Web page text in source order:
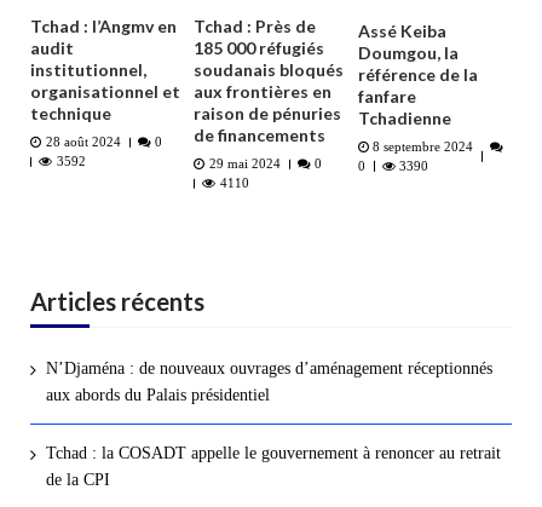
Tchad : l’Angmv en
audit
institutionnel,
organisationnel et
technique
28 août 2024
0
3592
Tchad : Près de
185 000 réfugiés
soudanais bloqués
aux frontières en
raison de pénuries
de financements
29 mai 2024
0
4110
Assé Keiba
Doumgou, la
référence de la
fanfare
Tchadienne
8 septembre 2024
0
3390
Articles récents
N’Djaména : de nouveaux ouvrages d’aménagement réceptionnés
aux abords du Palais présidentiel
Tchad : la COSADT appelle le gouvernement à renoncer au retrait
de la CPI